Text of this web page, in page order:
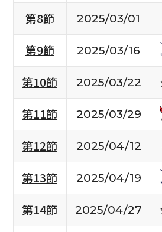
第8節
2025/03/01
第9節
2025/03/16
第10節
2025/03/22
第11節
2025/03/29
第12節
2025/04/12
第13節
2025/04/19
第14節
2025/04/27